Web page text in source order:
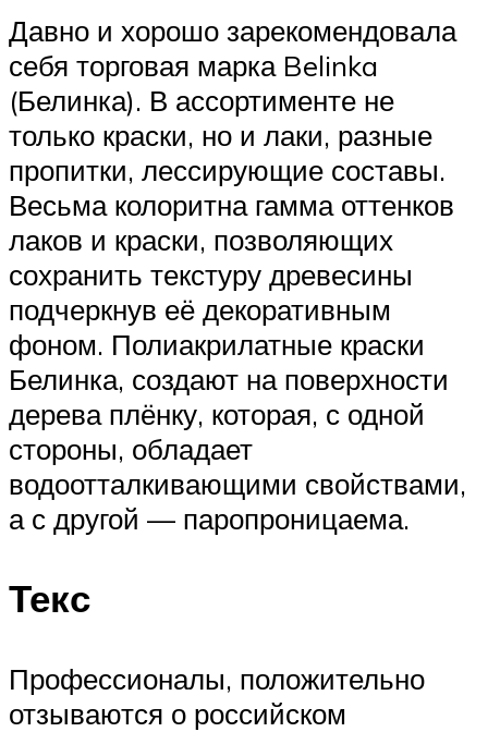
Давно и хорошо зарекомендовала
себя торговая марка Belinka
(Белинка). В ассортименте не
только краски, но и лаки, разные
пропитки, лессирующие составы.
Весьма колоритна гамма оттенков
лаков и краски, позволяющих
сохранить текстуру древесины
подчеркнув её декоративным
фоном. Полиакрилатные краски
Белинка, создают на поверхности
дерева плёнку, которая, с одной
стороны, обладает
водоотталкивающими свойствами,
а с другой — паропроницаема.
Текс
Профессионалы, положительно
отзываются о российском